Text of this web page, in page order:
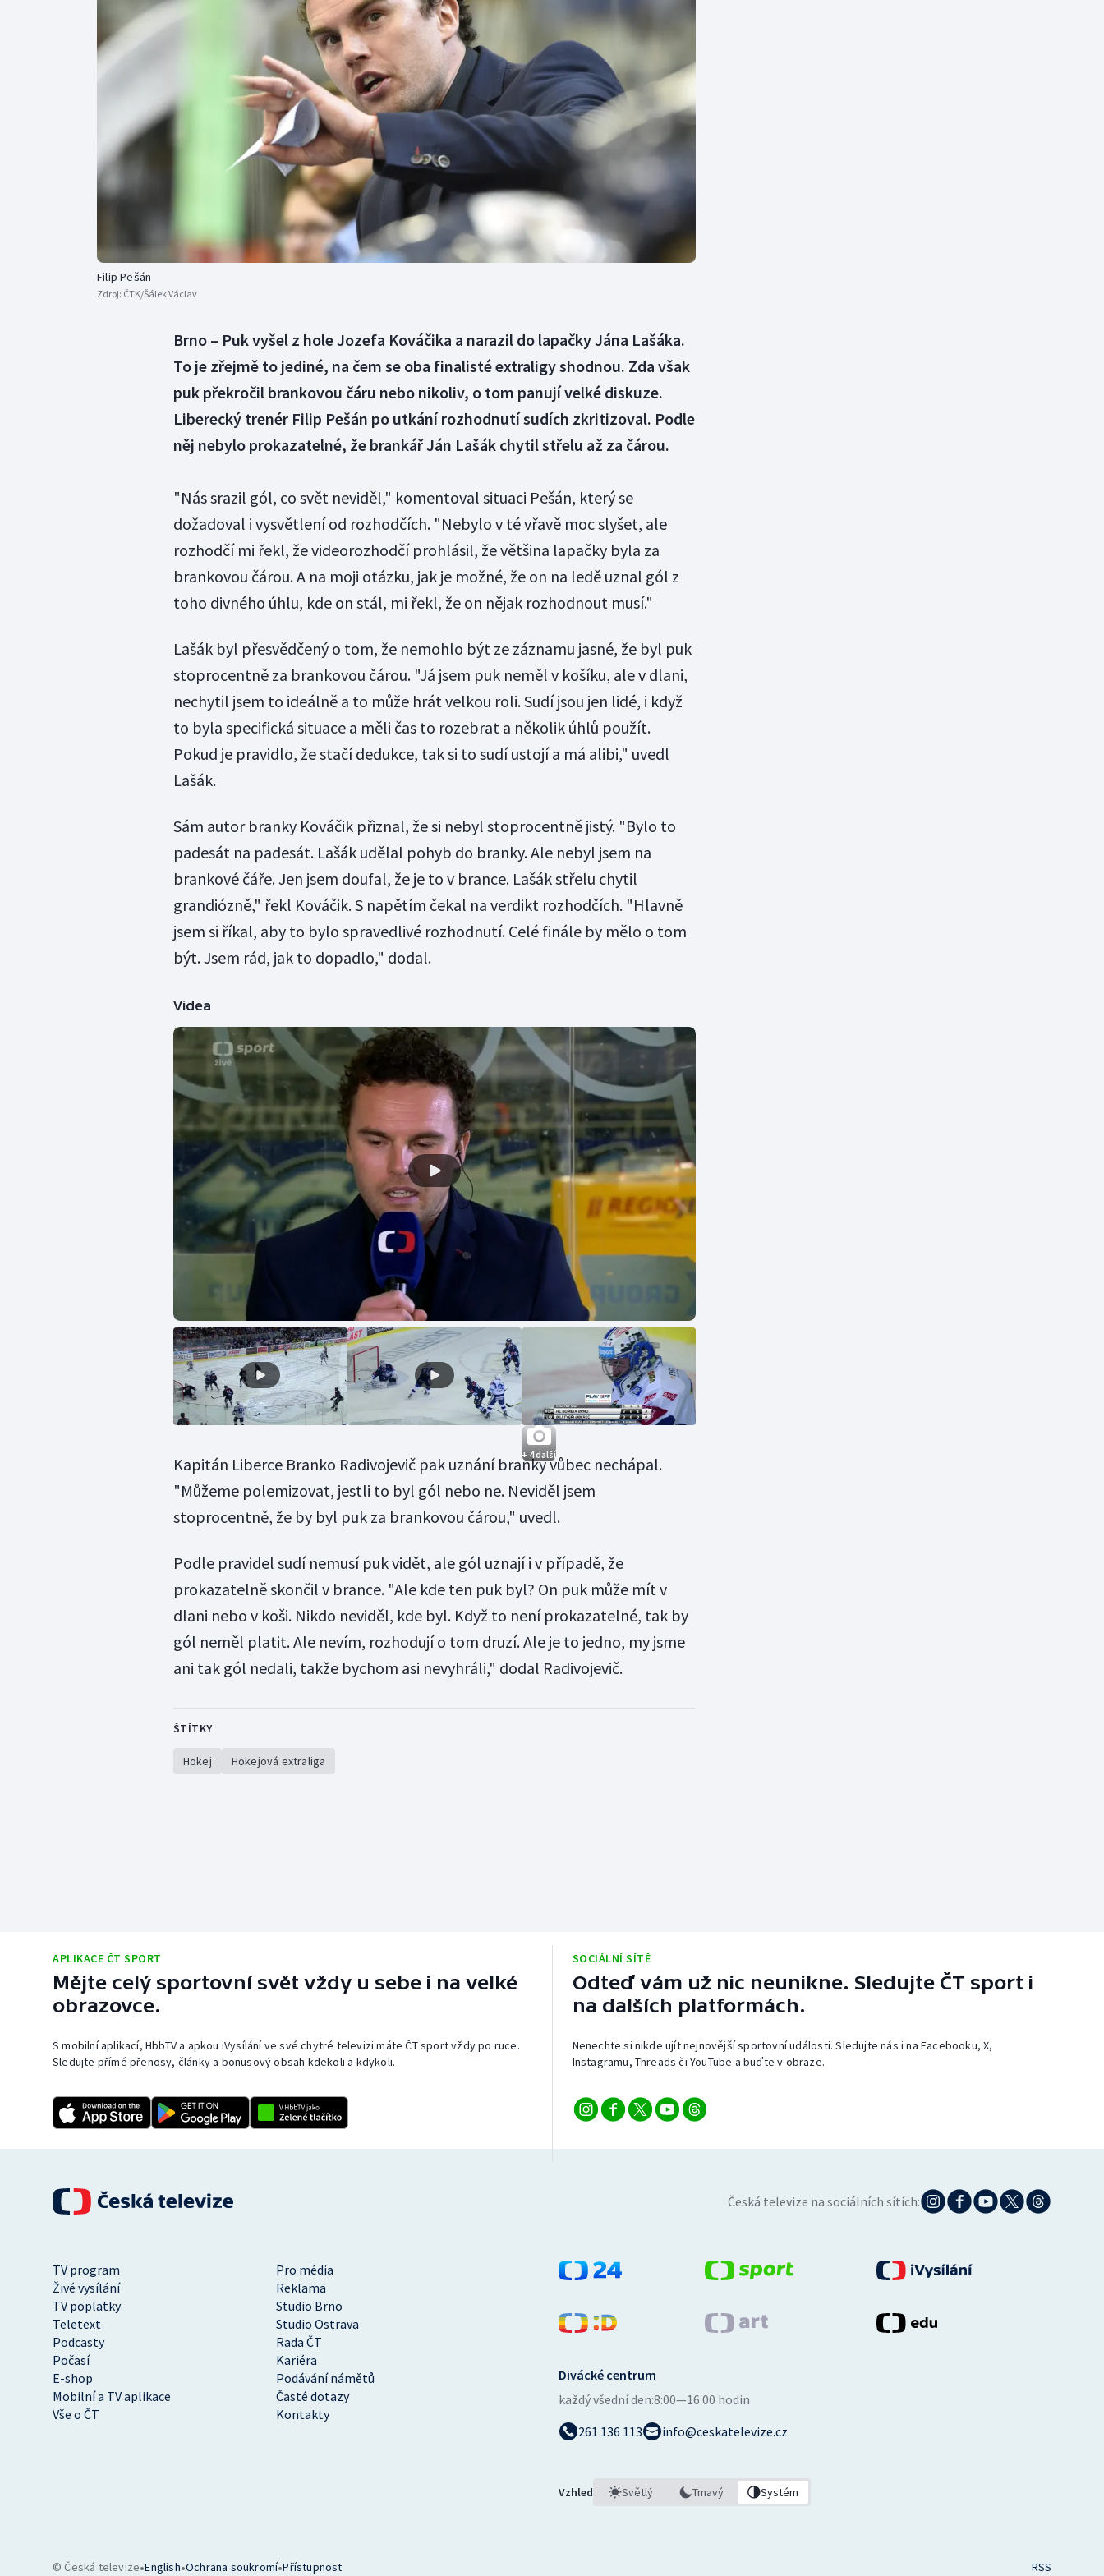
Curling
Florbal
Futsal
Golf
Gymnastika
Moderní pětiboj
Motorsport
Olympijské hry
Parasport
Plavání
Plážový volejbal
Veslování
Vodní slalom
Volejbal
Ostatní
Filip Pešán
Zdroj: ČTK/Šálek Václav
Brno – Puk vyšel z hole Jozefa Kováčika a narazil do lapačky Jána Lašáka.
To je zřejmě to jediné, na čem se oba finalisté extraligy shodnou. Zda však
puk překročil brankovou čáru nebo nikoliv, o tom panují velké diskuze.
Liberecký trenér Filip Pešán po utkání rozhodnutí sudích zkritizoval. Podle
něj nebylo prokazatelné, že brankář Ján Lašák chytil střelu až za čárou.
"Nás srazil gól, co svět neviděl," komentoval situaci Pešán, který se
dožadoval i vysvětlení od rozhodčích. "Nebylo v té vřavě moc slyšet, ale
rozhodčí mi řekl, že videorozhodčí prohlásil, že většina lapačky byla za
brankovou čárou. A na moji otázku, jak je možné, že on na ledě uznal gól z
toho divného úhlu, kde on stál, mi řekl, že on nějak rozhodnout musí."
Lašák byl přesvědčený o tom, že nemohlo být ze záznamu jasné, že byl puk
stoprocentně za brankovou čárou. "Já jsem puk neměl v košíku, ale v dlani,
nechytil jsem to ideálně a to může hrát velkou roli. Sudí jsou jen lidé, i když
to byla specifická situace a měli čas to rozebrat a několik úhlů použít.
Pokud je pravidlo, že stačí dedukce, tak si to sudí ustojí a má alibi," uvedl
Lašák.
Sám autor branky Kováčik přiznal, že si nebyl stoprocentně jistý. "Bylo to
padesát na padesát. Lašák udělal pohyb do branky. Ale nebyl jsem na
brankové čáře. Jen jsem doufal, že je to v brance. Lašák střelu chytil
grandiózně," řekl Kováčik. S napětím čekal na verdikt rozhodčích. "Hlavně
jsem si říkal, aby to bylo spravedlivé rozhodnutí. Celé finále by mělo o tom
být. Jsem rád, jak to dopadlo," dodal.
Videa
+ 4 další
Kapitán Liberce Branko Radivojevič pak uznání branky vůbec nechápal.
"Můžeme polemizovat, jestli to byl gól nebo ne. Neviděl jsem
stoprocentně, že by byl puk za brankovou čárou," uvedl.
Podle pravidel sudí nemusí puk vidět, ale gól uznají i v případě, že
prokazatelně skončil v brance. "Ale kde ten puk byl? On puk může mít v
dlani nebo v koši. Nikdo neviděl, kde byl. Když to není prokazatelné, tak by
gól neměl platit. Ale nevím, rozhodují o tom druzí. Ale je to jedno, my jsme
ani tak gól nedali, takže bychom asi nevyhráli," dodal Radivojevič.
ŠTÍTKY
Hokej Hokejová extraliga
APLIKACE ČT SPORT
Mějte celý sportovní svět vždy u sebe i na velké
obrazovce.
S mobilní aplikací, HbbTV a apkou iVysílání ve své chytré televizi máte ČT sport vždy po ruce.
Sledujte přímé přenosy, články a bonusový obsah kdekoli a kdykoli.
SOCIÁLNÍ SÍTĚ
Odteď vám už nic neunikne. Sledujte ČT sport i
na dalších platformách.
Nenechte si nikde ujít nejnovější sportovní události. Sledujte nás i na Facebooku, X,
Instagramu, Threads či YouTube a buďte v obraze.
Česká televize na sociálních sítích:
TV program
Pro média
Živé vysílání
Reklama
TV poplatky
Studio Brno
Teletext
Studio Ostrava
Podcasty
Rada ČT
Počasí
Kariéra
E-shop
Podávání námětů
Mobilní a TV aplikace
Časté dotazy
Vše o ČT
Kontakty
Divácké centrum
každý všední den:8:00—16:00 hodin
261 136 113
info@ceskatelevize.cz
Vzhled Světlý Tmavý Systém
© Česká televize•English•Ochrana soukromí•Přístupnost RSS